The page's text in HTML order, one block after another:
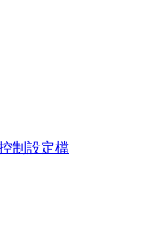
制設定檔